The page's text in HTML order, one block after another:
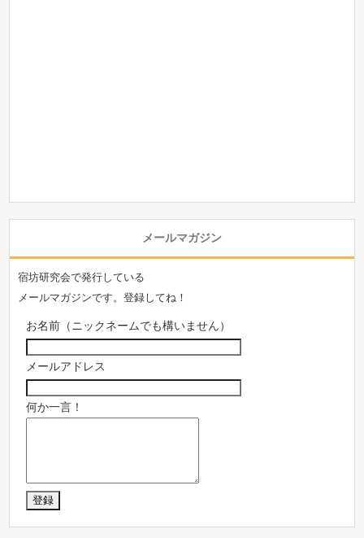
メールマガジン
宿坊研究会で発行している
メールマガジンです。登録してね！
お名前（ニックネームでも構いません）
メールアドレス
何か一言！